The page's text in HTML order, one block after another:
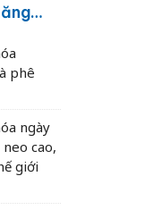
phê
ngày
cao,
giới